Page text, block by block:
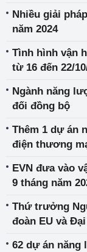
Nhiều giải
năm 2024
Tình hình vận
từ 16 đến 22/
Ngành năng
đối đồng bộ
Thêm 1 dự án
điện thương
EVN đưa vào
9 tháng năm
Thứ trưởng
đoàn EU và
62 dự án